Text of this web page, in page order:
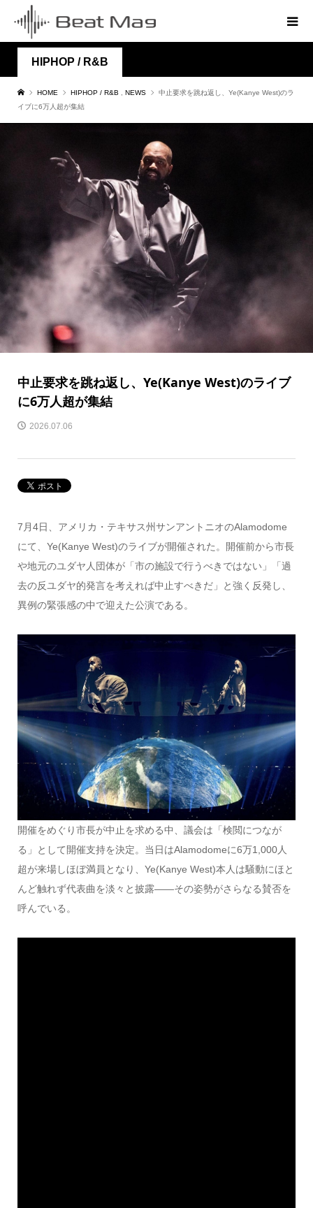
HIPHOP / R&B
HOME HIPHOP / R&B NEWS
中止要求を跳ね返し、Ye(Kanye West)のラ
イブに6万人超が集結
中止要求を跳ね返し、Ye(Kanye West)のライブ
に6万人超が集結
2026.07.06
7月4日、アメリカ・テキサス州サンアントニオのAlamodome
にて、Ye(Kanye West)のライブが開催された。開催前から市長
や地元のユダヤ人団体が「市の施設で行うべきではない」「過
去の反ユダヤ的発言を考えれば中止すべきだ」と強く反発し、
異例の緊張感の中で迎えた公演である。
開催をめぐり市長が中止を求める中、議会は「検閲につなが
る」として開催支持を決定。当日はAlamodomeに6万1,000人
超が来場しほぼ満員となり、Ye(Kanye West)本人は騒動にほと
んど触れず代表曲を淡々と披露——その姿勢がさらなる賛否を
呼んでいる。